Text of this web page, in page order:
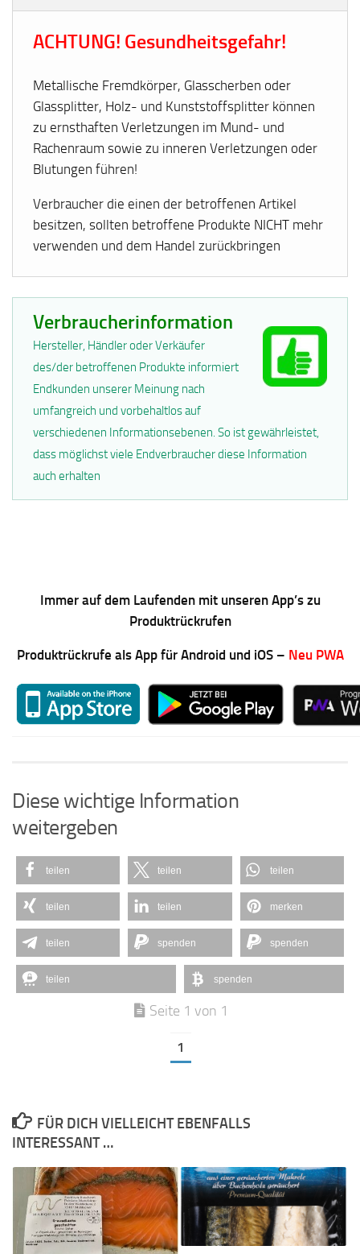
ACHTUNG! Gesundheitsgefahr!
Metallische Fremdkörper, Glasscherben oder
Glassplitter, Holz- und Kunststoffsplitter können
zu ernsthaften Verletzungen im Mund- und
Rachenraum sowie zu inneren Verletzungen oder
Blutungen führen!
Verbraucher die einen der betroffenen Artikel
besitzen, sollten betroffene Produkte NICHT mehr
verwenden und dem Handel zurückbringen
Verbraucherinformation
Hersteller, Händler oder Verkäufer
des/der betroffenen Produkte informiert
Endkunden unserer Meinung nach
umfangreich und vorbehaltlos auf
verschiedenen Informationsebenen. So ist gewährleistet,
dass möglichst viele Endverbraucher diese Information
auch erhalten
Immer auf dem Laufenden mit unseren App’s zu
Produktrückrufen
Produktrückrufe als App für Android und iOS – Neu PWA
Diese wichtige Information
weitergeben
teilen teilen teilen
teilen teilen merken
teilen spenden spenden
teilen spenden
Seite 1 von 1
1
FÜR DICH VIELLEICHT EBENFALLS
INTERESSANT …